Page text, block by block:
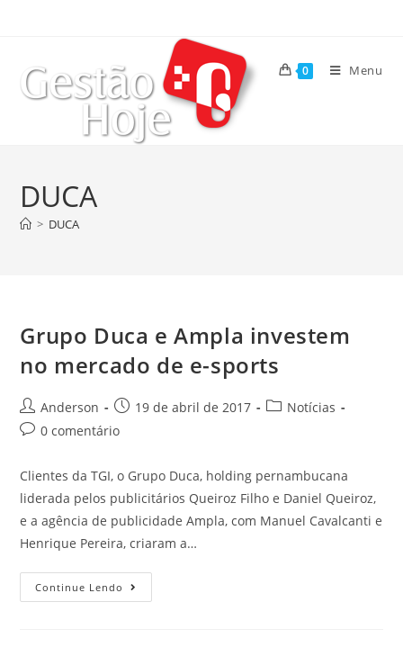
0 Menu
DUCA
> DUCA
Grupo Duca e Ampla investem
no mercado de e-sports
Anderson 19 de abril de 2017
Notícias
0 comentário
Clientes da TGI, o Grupo Duca, holding pernambucana
liderada pelos publicitários Queiroz Filho e Daniel Queiroz,
e a agência de publicidade Ampla, com Manuel Cavalcanti e
Henrique Pereira, criaram a…
Continue Lendo